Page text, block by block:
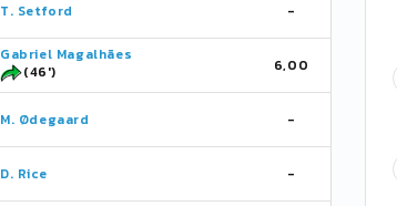
T. Setford -
Gabriel Magalhães
(46')
6,00
M. Ødegaard -
D. Rice -